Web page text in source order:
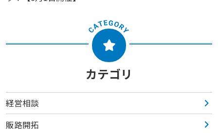
カテゴリ
経営相談
販路開拓